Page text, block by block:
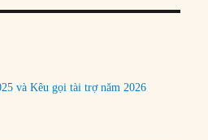
và Kêu gọi tài trợ năm 2026